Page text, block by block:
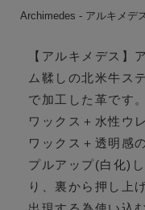
Archimedes - アルキメデ
【アルキメデス】
ム鞣しの北米牛ス
で加工した革です
ワックス＋水性ウ
ワックス＋透明感
プルアップ(白化)
り、裏から押し上